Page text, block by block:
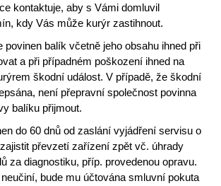
kontaktuje, aby s Vámi domluvil
kdy Vás může kurýr zastihnout.
povinen balík včetně jeho obsahu ihned při
a při případném poškození ihned na
škodní událost. V případě, že škodní
není přepravní společnost povinna
balíku přijmout.
do 60 dnů od zaslání vyjádření servisu o
převzetí zařízení zpět vč. úhrady
za diagnostiku, příp. provedenou opravu.
bude mu účtována smluvní pokuta